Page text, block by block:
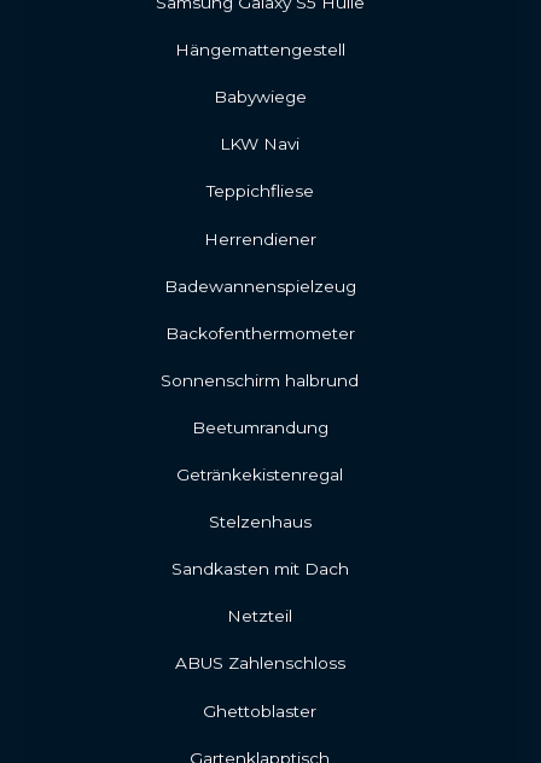
Hängemattengestell
Babywiege
LKW Navi
Teppichfliese
Herrendiener
Badewannenspielzeug
Backofenthermometer
Sonnenschirm halbrund
Beetumrandung
Getränkekistenregal
Stelzenhaus
Sandkasten mit Dach
Netzteil
ABUS Zahlenschloss
Ghettoblaster
Gartenklapptisch